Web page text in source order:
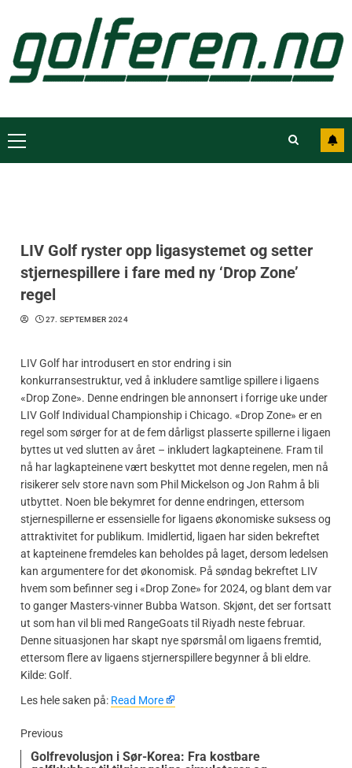
LIV Golf ryster opp ligasystemet og setter
stjernespillere i fare med ny ‘Drop Zone’
regel
27. SEPTEMBER 2024
LIV Golf har introdusert en stor endring i sin
konkurransestruktur, ved å inkludere samtlige spillere i ligaens
«Drop Zone». Denne endringen ble annonsert i forrige uke under
LIV Golf Individual Championship i Chicago. «Drop Zone» er en
regel som sørger for at de fem dårligst plasserte spillerne i ligaen
byttes ut ved slutten av året – inkludert lagkapteinene. Fram til
nå har lagkapteinene vært beskyttet mot denne regelen, men nå
risikerer selv store navn som Phil Mickelson og Jon Rahm å bli
utbyttet. Noen ble bekymret for denne endringen, ettersom
stjernespillerne er essensielle for ligaens økonomiske suksess og
attraktivitet for publikum. Imidlertid, ligaen har siden bekreftet
at kapteinene fremdeles kan beholdes på laget, dersom ledelsen
kan argumentere for det økonomisk. På søndag bekreftet LIV
hvem som befinner seg i «Drop Zone» for 2024, og blant dem var
to ganger Masters-vinner Bubba Watson. Skjønt, det ser fortsatt
ut som han vil bli med RangeGoats til Riyadh neste februar.
Denne situasjonen har skapt nye spørsmål om ligaens fremtid,
ettersom flere av ligaens stjernerspillere begynner å bli eldre.
Kilde: Golf.
​Les hele saken på: Read More
Previous
Golfrevolusjon i Sør-Korea: Fra kostbare